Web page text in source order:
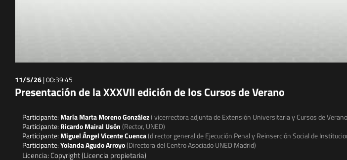
11/5/26|00:39:45
Presentación de la XXXVII edición de los Cursos de Verano
Participante: María Marta Moreno González( vicerrectora adjunta de Extensión Universitaria y Cursos de
Participante: Ricardo Mairal Usón(Rector, UNED)
Participante: Miguel Ángel Vicente Cuenca(director general de Ejecución Penal y Reinserción Social de
Participante:Yolanda Agudo Arroyo(Directora del Centro Asociado UNED Madrid)
Licencia: Copyright (Licencia propietaria)